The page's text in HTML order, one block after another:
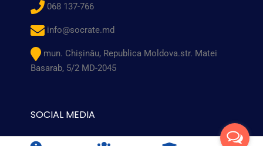
068 137-766
info@socrate.md
mun. Chişinău, Republica Moldova.str. Matei
Basarab, 5/2 MD-2045
SOCIAL MEDIA